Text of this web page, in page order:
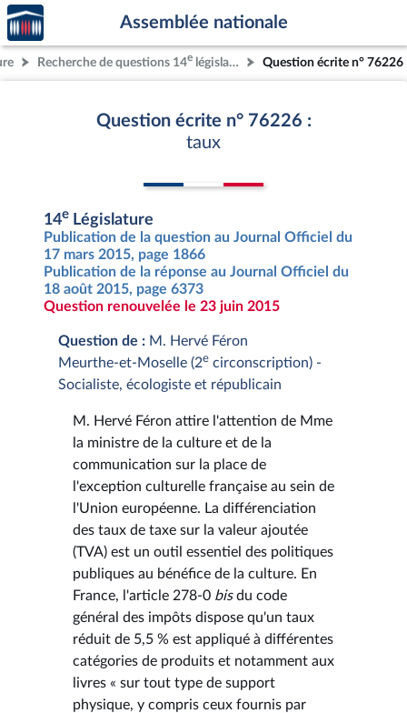
Aller au contenu
Aller en bas de la page
Accèder
à la
page
d'accueil
Assemblée nationale
Recherche de questions 14e législature Question écrite n° 76226
Question écrite n° 76226 :
taux
14e Législature
Publication de la question au Journal Officiel du
17 mars 2015, page 1866
Publication de la réponse au Journal Officiel du
18 août 2015, page 6373
Question renouvelée le 23 juin 2015
Question de : M. Hervé Féron
Meurthe-et-Moselle (2e circonscription) -
Socialiste, écologiste et républicain
M. Hervé Féron attire l'attention de Mme
la ministre de la culture et de la
communication sur la place de
l'exception culturelle française au sein de
l'Union européenne. La différenciation
des taux de taxe sur la valeur ajoutée
(TVA) est un outil essentiel des politiques
publiques au bénéfice de la culture. En
France, l'article 278-0 bisdu code
général des impôts dispose qu'un taux
réduit de 5,5 % est appliqué à différentes
catégories de produits et notamment aux
livres « sur tout type de support
physique, y compris ceux fournis par